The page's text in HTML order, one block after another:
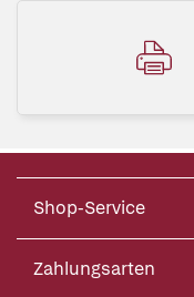
Shop-Service
Zahlungsarten